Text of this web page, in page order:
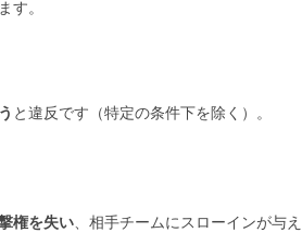
。
と違反です（特定の条件下を除く）。
権を失い、相手チームにスローインが与え